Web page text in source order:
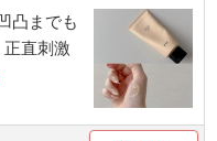
凸までも
直刺激